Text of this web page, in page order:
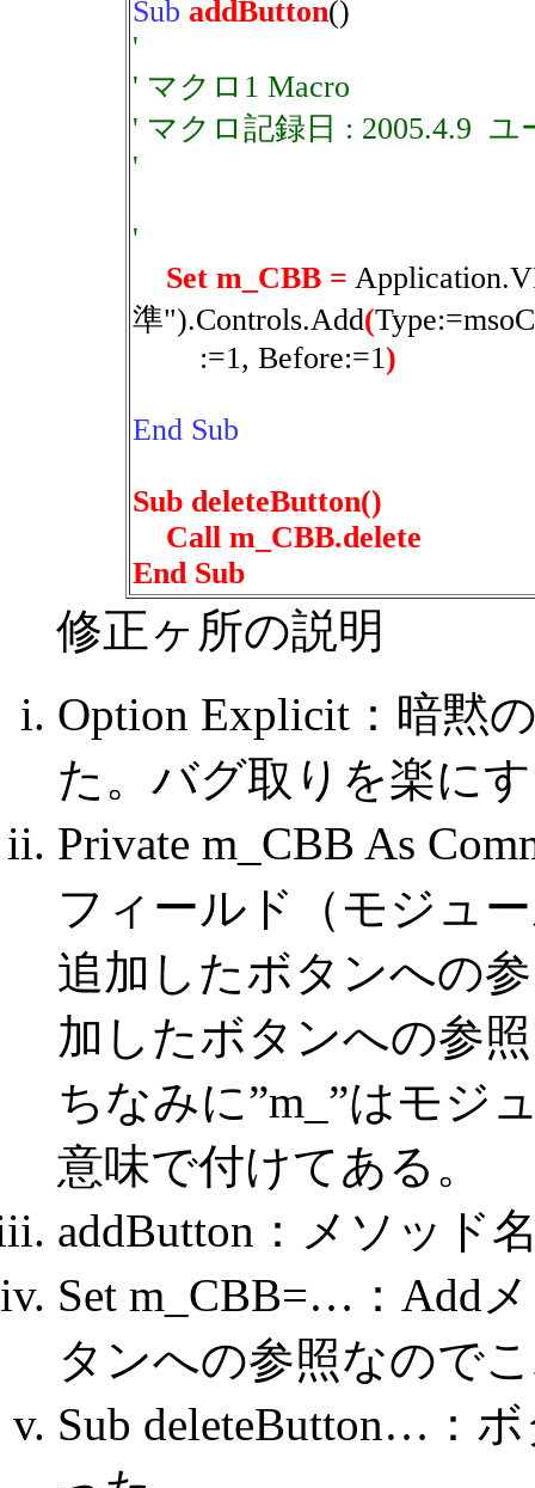
Sub addButton()
'
' マクロ1 Macro
' マクロ記録日 : 2005.4.9 ユ
'
'
Set m_CBB =
準").Controls.Add(
:=1, Before:=1)
End Sub
Sub deleteButton()
Call m_CBB.delete
End Sub
修正ヶ所の説明
Option Explicit：暗黙
た。バグ取りを楽に
Private m_CBB As
フィールド（モジュ
追加したボタンへの
加したボタンへの参
ちなみに”m_”はモジ
意味で付けてある。
addButton：メソッド
Set m_CBB=…：Add
タンへの参照なので
Sub deleteButton…：